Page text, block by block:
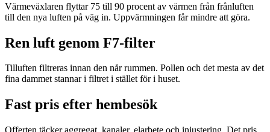
Värmeväxlaren flyttar 75 till 90 procent av värmen från frånluften
till den nya luften på väg in. Uppvärmningen får mindre att göra.
Ren luft genom F7-filter
Tilluften filtreras innan den når rummen. Pollen och det mesta av det
fina dammet stannar i filtret i stället för i huset.
Fast pris efter hembesök